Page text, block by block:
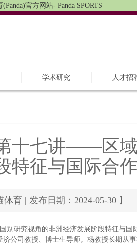
官方网站- Panda SPORTS
学术研究 人才招
十七讲——区
特征与国际合作
体育 | 发布日期：2024-05-30 】
研究视角的非洲经济发展阶段特征与国
公司教授、博士生导师。杨教授长期从